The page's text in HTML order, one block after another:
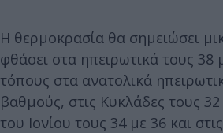
Η θερμοκρασία θα σημειώσει
φθάσει στα ηπειρωτικά τους 38
τόπους στα ανατολικά
βαθμούς, στις Κυκλάδες τους
του Ιονίου τους 34 με 36 και